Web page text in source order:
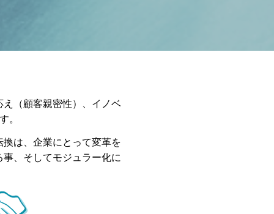
（顧客親密性）、イノベ
。
は、企業にとって変革を
、そしてモジュラー化に